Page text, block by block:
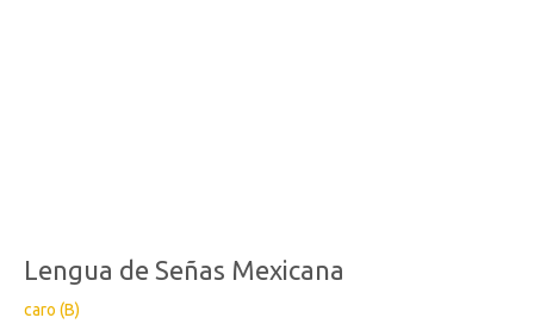
Lengua de Señas Mexicana
caro (B)